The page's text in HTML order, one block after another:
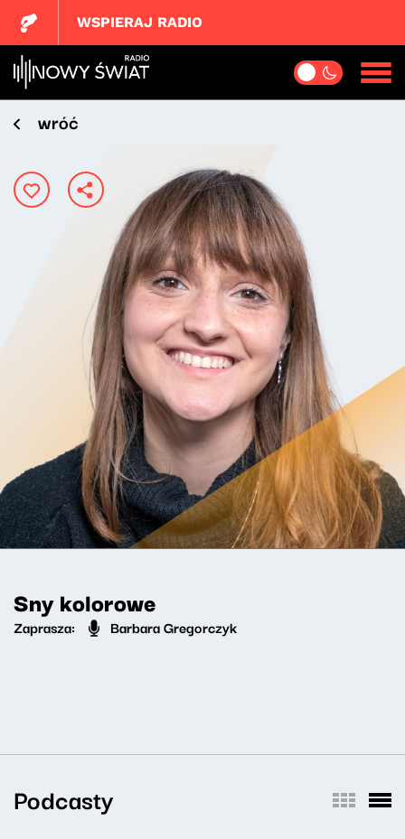
WSPIERAJ RADIO
wróć
Sny kolorowe
Zaprasza: Barbara Gregorczyk
Podcasty